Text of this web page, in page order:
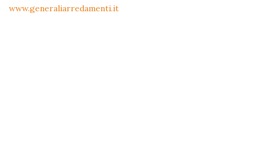
www.generaliarredamenti.it